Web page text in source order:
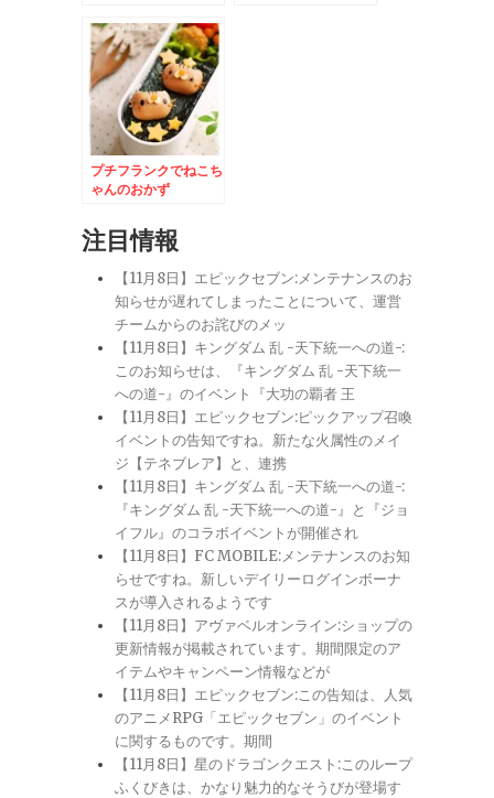
プチフランクでねこち
ゃんのおかず
注目情報
【11月8日】エピックセブン:メンテナンスのお
知らせが遅れてしまったことについて、運営
チームからのお詫びのメッ
【11月8日】キングダム 乱 -天下統一への道-:
このお知らせは、『キングダム 乱 -天下統一
への道-』のイベント『大功の覇者 王
【11月8日】エピックセブン:ピックアップ召喚
イベントの告知ですね。新たな火属性のメイ
ジ【テネブレア】と、連携
【11月8日】キングダム 乱 -天下統一への道-:
『キングダム 乱 -天下統一への道-』と『ジョ
イフル』のコラボイベントが開催され
【11月8日】FC MOBILE:メンテナンスのお知
らせですね。新しいデイリーログインボーナ
スが導入されるようです
【11月8日】アヴァベルオンライン:ショップの
更新情報が掲載されています。期間限定のア
イテムやキャンペーン情報などが
【11月8日】エピックセブン:この告知は、人気
のアニメRPG「エピックセブン」のイベント
に関するものです。期間
【11月8日】星のドラゴンクエスト:このループ
ふくびきは、かなり魅力的なそうびが登場す